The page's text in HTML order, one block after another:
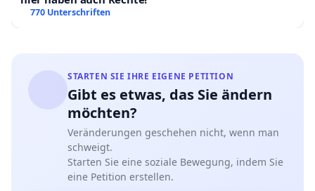
770 Unterschriften
STARTEN SIE IHRE EIGENE PETITION
Gibt es etwas, das Sie ändern
möchten?
Veränderungen geschehen nicht, wenn man
schweigt.
Starten Sie eine soziale Bewegung, indem Sie
eine Petition erstellen.